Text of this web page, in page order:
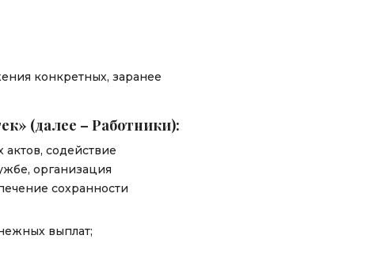
конкретных, заранее
(далее – Работники):
содействие
организация
сохранности
выплат;